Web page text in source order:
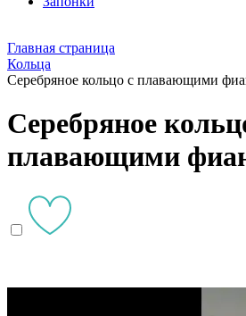
Главная страница
Кольца
Серебряное кольцо с плавающими
Серебряное
плавающими